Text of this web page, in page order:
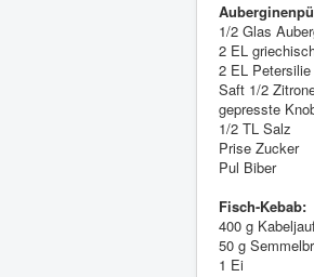
1/2 Glas
2 EL
2 EL
Saft 1/2
gepresste
1/2 TL Salz
Prise Zucker
Pul Biber
Fisch-Kebab:
400 g
50 g
1 Ei